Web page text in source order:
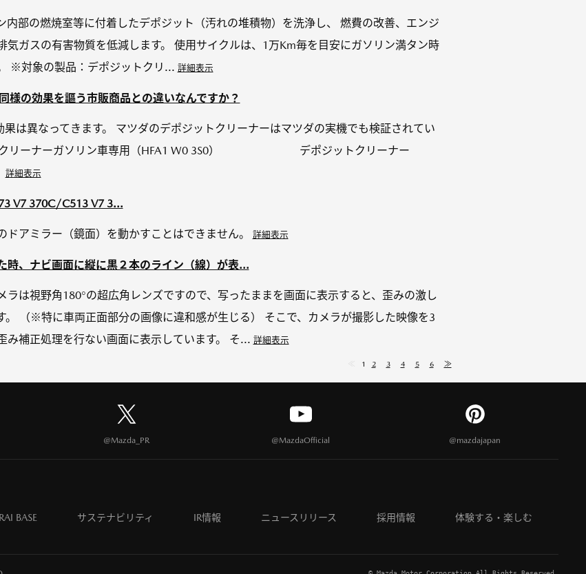
内部の燃焼室等に付着したデポジット（汚れの堆積物）を洗浄し、 燃費の改善、エンジ
気ガスの有害物質を低減します。 使用サイクルは、1万Km毎を目安にガソリン満タン時
※対象の製品：デポジットクリ... 詳細表示
様の効果を謳う市販商品との違いなんですか？
果は異なってきます。 マツダのデポジットクリーナーはマツダの実機でも検証されてい
トクリーナーガソリン車専用（HFA1 W0 3S0） デポジットクリーナー
詳細表示
V7 370C/C513 V7 3...
アミラー（鏡面）を動かすことはできません。 詳細表示
時、ナビ画面に縦に黒２本のライン（線）が表...
ラは視野角180°の超広角レンズですので、写ったままを画面に表示すると、歪みの激し
。 （※特に車両正面部分の画像に違和感が生じる） そこで、カメラが撮影した映像を3
み補正処理を行ない画面に表示しています。 そ... 詳細表示
1 2 3 4 5 6 ≫
@Mazda_PR @MazdaOfficial @mazdajapan
BASE サステナビリティ IR情報 ニュースリリース 採用情報 体験する・楽しむ